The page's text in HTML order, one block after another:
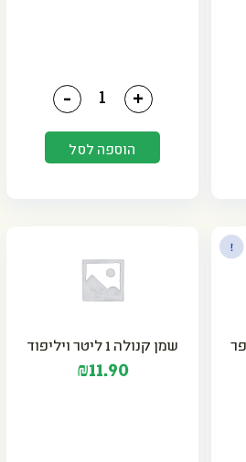
משני כמות של פלפל שומה 150 גר' משני
+
-
הוספה לסל
שמן קנולה 1 ליטר ויליפוד
₪11.90